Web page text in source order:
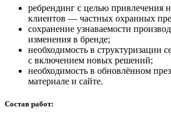
ребрендинг с целью привлечения
клиентов — частных охранных
сохранение узнаваемости
изменения в бренде;
необходимость в структуризации
с включением новых решений;
необходимость в обновлённом
материале и сайте.
Состав работ: